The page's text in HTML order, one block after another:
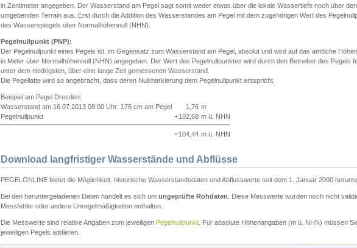
in Zentimeter angegeben. Der Wasserstand am Pegel sagt somit weder etwas über die lokale Wassertiefe noch über
umgebenden Terrain aus. Erst durch die Addition des Wasserstandes am Pegel mit dem zugehörigen Wert des
des Wasserspiegels über Normalhöhennull (NHN).
Pegelnullpunkt (PNP):
Der Pegelnullpunkt eines Pegels ist, im Gegensatz zum Wasserstand am Pegel, absolut und wird auf das amtliche
in Meter über Normalhöhennull (NHN) angegeben. Der Wert des Pegelnullpunktes wird durch den Betreiber des Pegels
unter dem niedrigsten, über eine lange Zeit gemessenen Wasserstand.
Die Pegellatte wird so angebracht, dass deren Nullmarkierung dem Pegelnullpunkt entspricht.
Beispiel am Pegel Dresden:
Wasserstand am 16.07.2013 08:00 Uhr: 176 cm am Pegel
1,76 m
Pegelnullpunkt
+102,68 m ü. NHN
=104,44 m ü. NHN
Download langfristiger Wasserstände und Abflüsse
PEGELONLINE bietet die Möglichkeit, historische Wasserstandsdaten und Abflusswerte seit dem 1. Januar 2000
Bei den heruntergeladenen Daten handelt es sich um ungeprüfte Rohdaten . Diese Messwerte wurden noch nicht
Messfehler oder andere Unregelmäßigkeiten enthalten.
Die Messwerte sind relative Angaben zum jeweiligen Pegelnullpunkt . Für absolute Höhenangaben (m ü. NHN) müssen
jeweiligen Pegels addieren.